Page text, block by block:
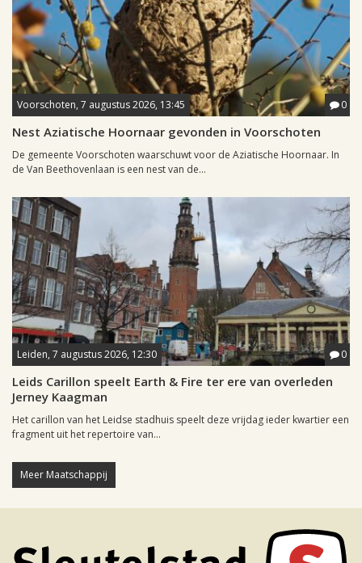
Voorschoten, 7 augustus 2026, 13:45 0
Nest Aziatische Hoornaar gevonden in Voorschoten
De gemeente Voorschoten waarschuwt voor de Aziatische Hoornaar. In
de Van Beethovenlaan is een nest van de...
Leiden, 7 augustus 2026, 12:30 0
Leids Carillon speelt Earth & Fire ter ere van overleden
Jerney Kaagman
Het carillon van het Leidse stadhuis speelt deze vrijdag ieder kwartier een
fragment uit het repertoire van...
Meer Maatschappij